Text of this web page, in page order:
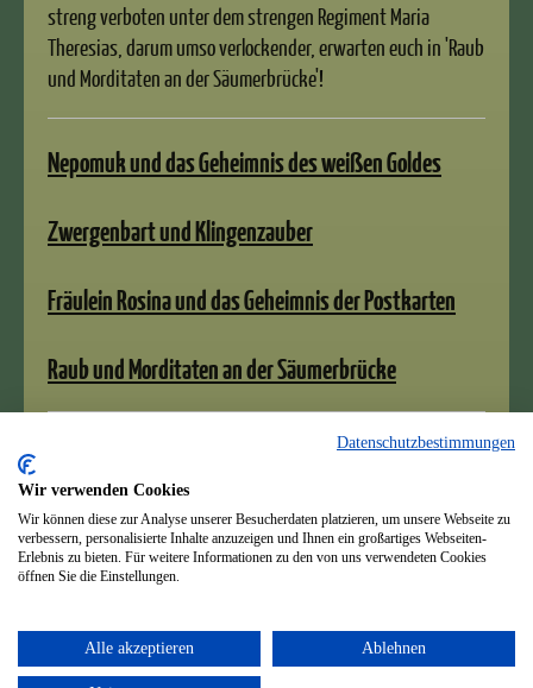
streng verboten unter dem strengen Regiment Maria
Theresias, darum umso verlockender, erwarten euch in 'Raub
und Morditaten an der Säumerbrücke'!
Nepomuk und das Geheimnis des weißen Goldes
Zwergenbart und Klingenzauber
Fräulein Rosina und das Geheimnis der Postkarten
Raub und Morditaten an der Säumerbrücke
Impressum & Datenschutz
Druckversion|Sitemap
© Susanne Kubiak
Webansicht
Datenschutzbestimmungen
Wir verwenden Cookies
Wir können diese zur Analyse unserer Besucherdaten platzieren, um unsere Webseite zu
verbessern, personalisierte Inhalte anzuzeigen und Ihnen ein großartiges Webseiten-
Erlebnis zu bieten. Für weitere Informationen zu den von uns verwendeten Cookies
öffnen Sie die Einstellungen.
Alle akzeptieren Ablehnen